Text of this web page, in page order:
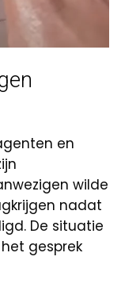
en
wilde
nadat
De situatie
gesprek